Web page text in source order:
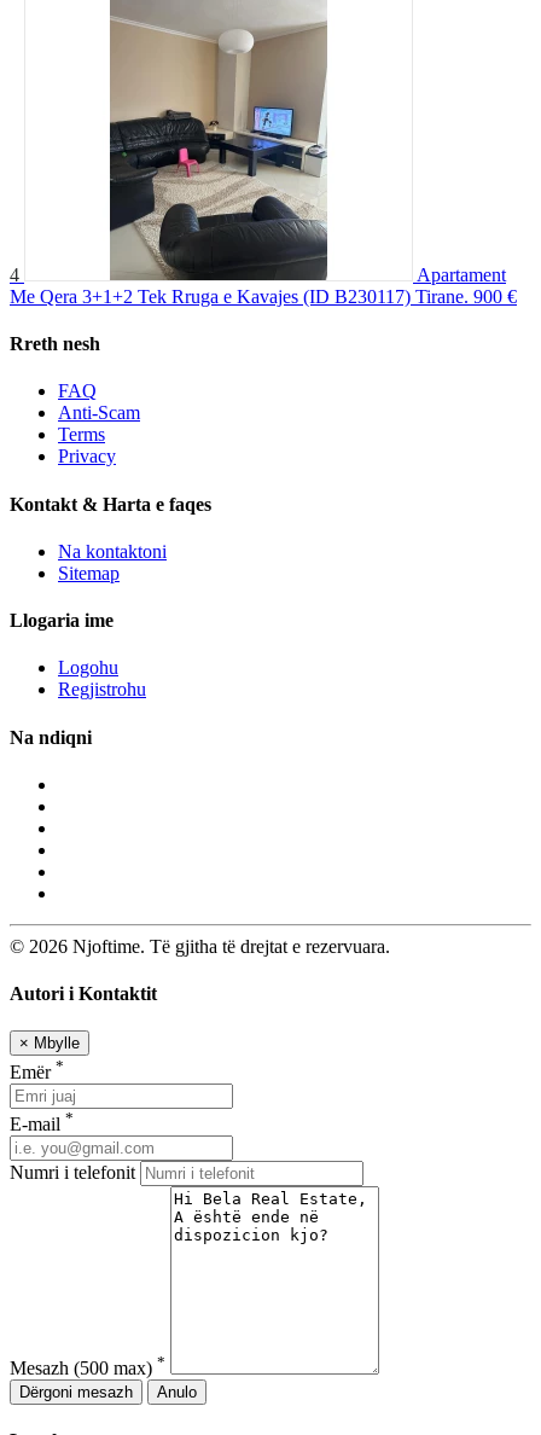
4
Apartament
Me Qera 3+1+2 Tek Rruga e Kavajes (ID B230117) Tirane. 900 €
Rreth nesh
FAQ
Anti-Scam
Terms
Privacy
Kontakt & Harta e faqes
Na kontaktoni
Sitemap
Llogaria ime
Logohu
Regjistrohu
Na ndiqni
© 2026 Njoftime. Të gjitha të drejtat e rezervuara.
Autori i Kontaktit
× Mbylle
Emër *
E-mail *
Numri i telefonit
Mesazh (500 max) *
Dërgoni mesazh
Anulo